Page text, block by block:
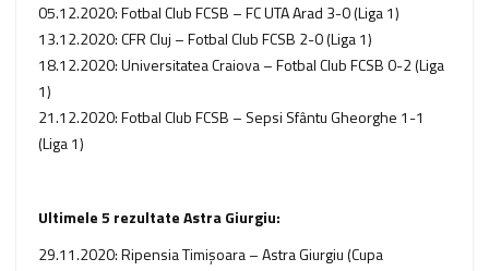
05.12.2020: Fotbal Club FCSB – FC UTA Arad 3-0 (Liga 1)
13.12.2020: CFR Cluj – Fotbal Club FCSB 2-0 (Liga 1)
18.12.2020: Universitatea Craiova – Fotbal Club FCSB 0-2 (Liga
1)
21.12.2020: Fotbal Club FCSB – Sepsi Sfântu Gheorghe 1-1
(Liga 1)
Ultimele 5 rezultate Astra Giurgiu:
29.11.2020: Ripensia Timişoara – Astra Giurgiu (Cupa